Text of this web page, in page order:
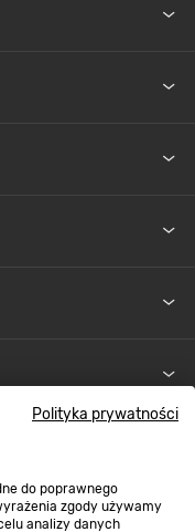
Polityka prywatności
do poprawnego
zgody używamy
analizy danych